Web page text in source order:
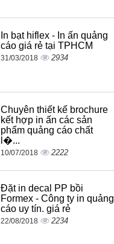
In bạt hiflex - In ấn quảng
cáo giá rẻ tại TPHCM
31/03/2018 2934
Chuyên thiết kế brochure
kết hợp in ấn các sản
phẩm quảng cáo chất
l�...
10/07/2018 2222
Đặt in decal PP bồi
Formex - Công ty in quảng
cáo uy tín. giá rẻ
22/08/2018 2234